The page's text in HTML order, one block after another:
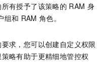
有授予了该策略的 RAM 身
组和 RAM 角色。
求，您可以创建自定义权限
略有助于更精细地管控权